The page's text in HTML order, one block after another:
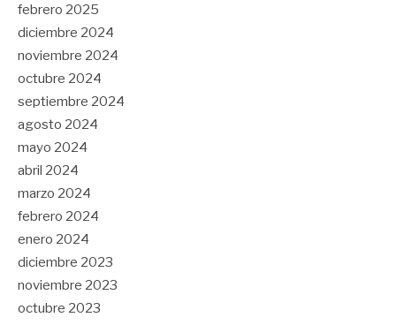
febrero 2025
diciembre 2024
noviembre 2024
octubre 2024
septiembre 2024
agosto 2024
mayo 2024
abril 2024
marzo 2024
febrero 2024
enero 2024
diciembre 2023
noviembre 2023
octubre 2023